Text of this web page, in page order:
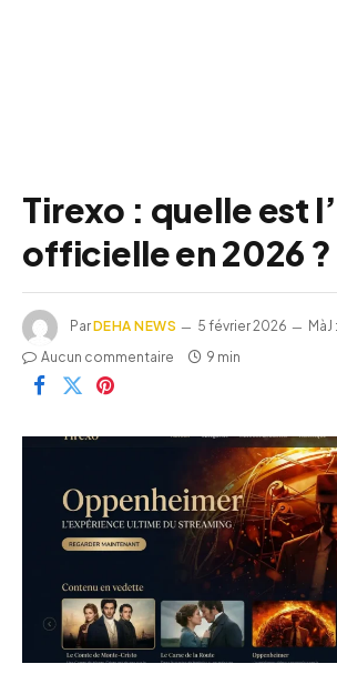
Tirexo : quelle est
officielle en 2026 ?
ParDEHA NEWS 5 février 2026 MàJ :
Aucun commentaire
9 min